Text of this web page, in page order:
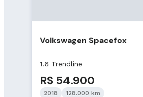
Volkswagen Spacefox
1.6 Trendline
R$ 54.900
2018
128.000 km